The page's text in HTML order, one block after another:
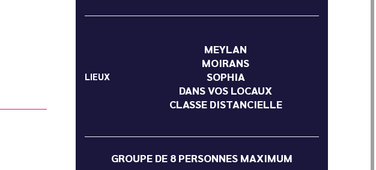
LIEUX
MEYLAN
MOIRANS
SOPHIA
DANS VOS LOCAUX
CLASSE DISTANCIELLE
GROUPE DE 8 PERSONNES MAXIMUM